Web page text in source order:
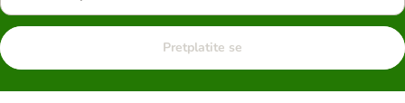
Pretplatite se